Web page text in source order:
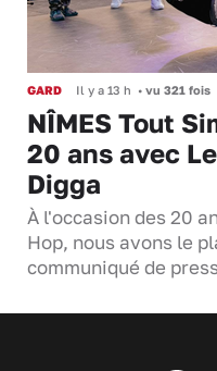
GARD Il y a 13 h • vu 321 fois
NÎMES Tout
20 ans avec
Digga
À l'occasion des 20
Hop, nous avons le
communiqué de